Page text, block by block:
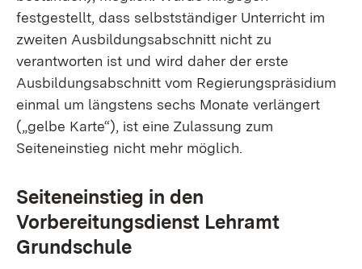
festgestellt, dass selbstständiger Unterricht im
zweiten Ausbildungsabschnitt nicht zu
verantworten ist und wird daher der erste
Ausbildungsabschnitt vom Regierungspräsidium
einmal um längstens sechs Monate verlängert
(„gelbe Karte“), ist eine Zulassung zum
Seiteneinstieg nicht mehr möglich.
Seiteneinstieg in den
Vorbereitungsdienst Lehramt
Grundschule